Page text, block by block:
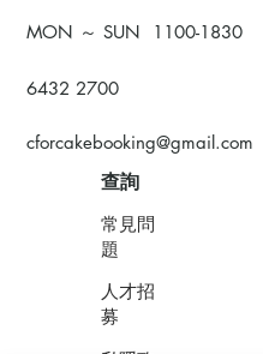
MON ～ SUN 1100-1830
6432 2700
cforcakebooking@gmail.com
查詢
常見問
題
人才招
募